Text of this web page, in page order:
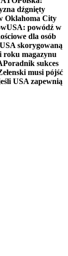
dźgnięty
Oklahoma City
USA: powódź w
dla osób
skorygowaną
roku magazynu
Poradnik sukces
musi pójść
USA zapewnią